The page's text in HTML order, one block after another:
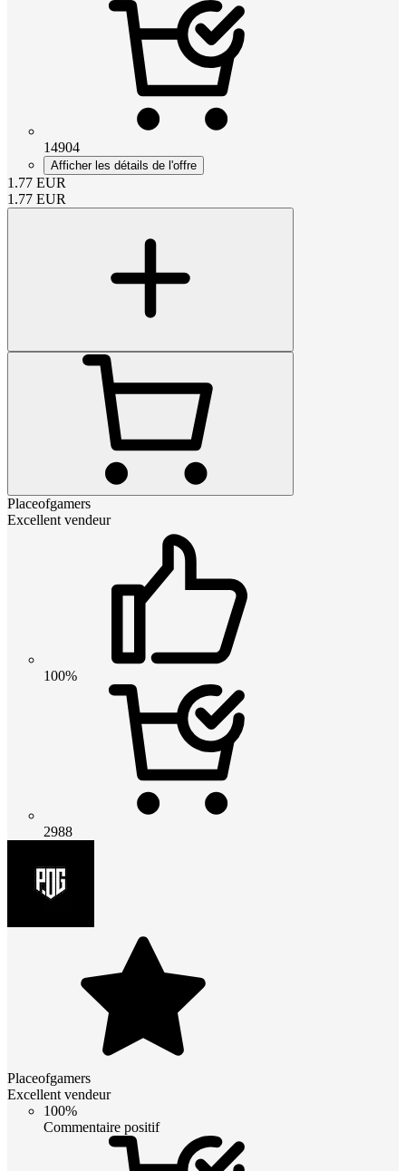
14904
Afficher les détails de l'offre
1.77 EUR
1.77 EUR
Placeofgamers
Excellent vendeur
100%
2988
Placeofgamers
Excellent vendeur
100%
Commentaire positif